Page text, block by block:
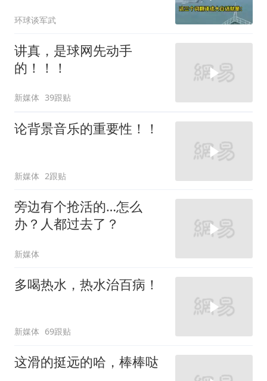
环球谈军武
讲真，是球网先动手
的！！！
新媒体 39跟贴
论背景音乐的重要性！！
新媒体 2跟贴
旁边有个抢活的…怎么
办？人都过去了？
新媒体
多喝热水，热水治百病！
新媒体 69跟贴
这滑的挺远的哈，棒棒哒